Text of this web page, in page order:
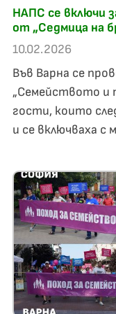
НАПС се включи
от „Седмица на
10.02.2026
Във Варна се
„Семейството и
гости, които
и се включваха с